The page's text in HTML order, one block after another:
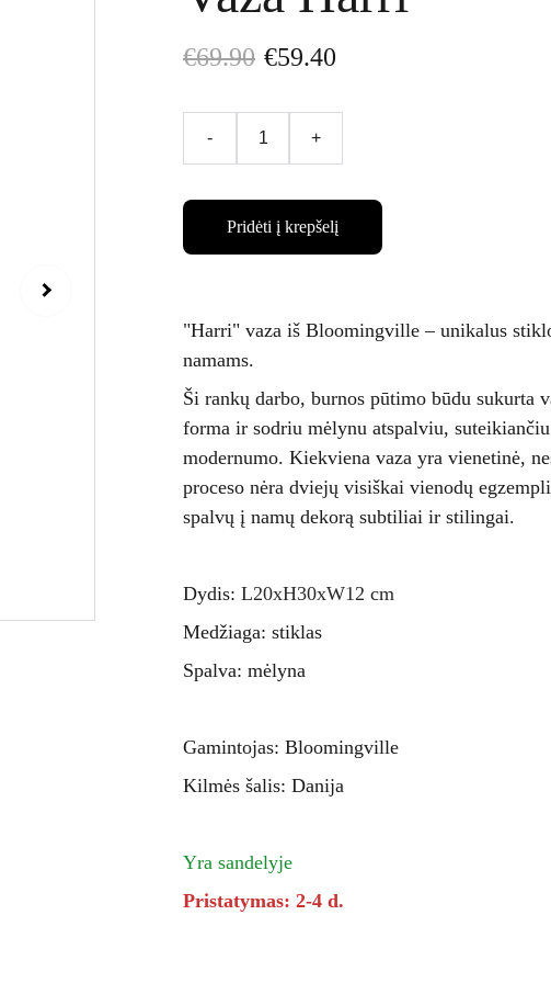
€69.90 €59.40
- +
Pridėti į krepšelį
"Harri" vaza iš Bloomingville – unikalus
namams.
Ši rankų darbo, burnos pūtimo būdu sukurta
forma ir sodriu mėlynu atspalviu,
modernumo. Kiekviena vaza yra vienetinė,
proceso nėra dviejų visiškai vienodų
spalvų į namų dekorą subtiliai ir stilingai.
Dydis: L20xH30xW12 cm
Medžiaga: stiklas
Spalva: mėlyna
Gamintojas: Bloomingville
Kilmės šalis: Danija
Yra sandelyje
Pristatymas: 2-4 d.